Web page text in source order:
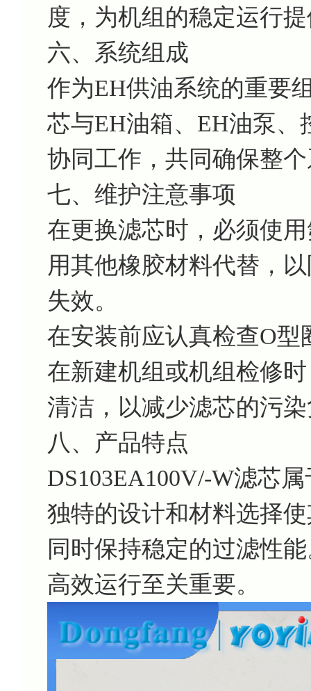
度，为机组的稳定运行
六、系统组成
作为EH供油系统的重要
芯与EH油箱、EH油泵
协同工作，共同确保整
七、维护注意事项
在更换滤芯时，必须使
用其他橡胶材料代替，
失效。
在安装前应认真检查O
在新建机组或机组检修
清洁，以减少滤芯的污
八、产品特点
DS103EA100V/-W滤芯
独特的设计和材料选择
同时保持稳定的过滤性
高效运行至关重要。